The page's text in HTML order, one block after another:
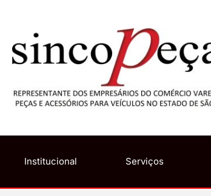
Institucional Serviços